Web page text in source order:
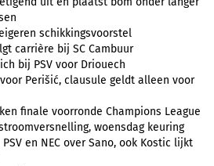
schikkingsvoorstel
carrière bij SC Cambuur
bij PSV voor Driouech
Perišić, clausule geldt alleen voor
finale voorronde Champions League
woensdag keuring
en NEC over Sano, ook Kostic lijkt